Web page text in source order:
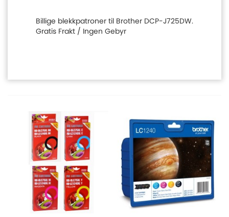
Billige blekkpatroner til Brother DCP-J725DW.
Gratis Frakt / Ingen Gebyr